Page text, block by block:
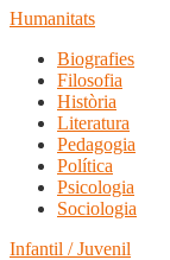
Humanitats
Biografies
Filosofia
Història
Literatura
Pedagogia
Política
Psicologia
Sociologia
Infantil / Juvenil